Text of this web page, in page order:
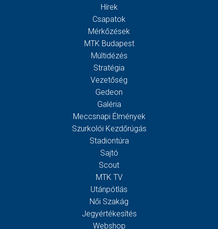
Hírek
Csapatok
Mérkőzések
MTK Budapest
Múltidézés
Stratégia
Vezetőség
Gedeon
Galéria
Meccsnapi Élmények
Szurkolói Kezdőrúgás
Stadiontúra
Sajtó
Scout
MTK TV
Utánpótlás
Női Szakág
Jegyértékesítés
Webshop